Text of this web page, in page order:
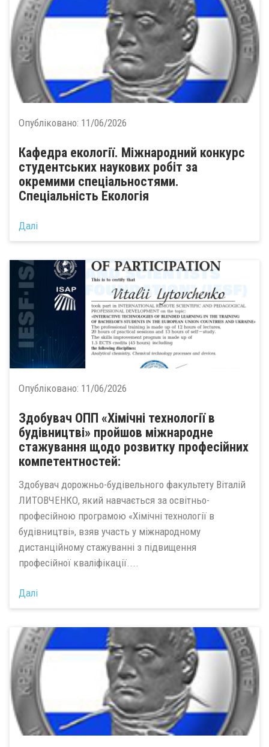
Опубліковано: 11/06/2026
Кафедра екології. Міжнародний конкурс
студентських наукових робіт за
окремими спеціальностями.
Спеціальність Екологія
Далі
Опубліковано: 11/06/2026
Здобувач ОПП «Хімічні технології в
будівництві» пройшов міжнародне
стажування щодо розвитку професійних
компетентностей:
Здобувач дорожньо-будівельного факультету Віталій
ЛИТОВЧЕНКО, який навчається за освітньо-
професійною програмою «Хімічні технології в
будівництві», взяв участь у міжнародному
дистанційному стажуванні з підвищення
професійної кваліфікації....
Далі